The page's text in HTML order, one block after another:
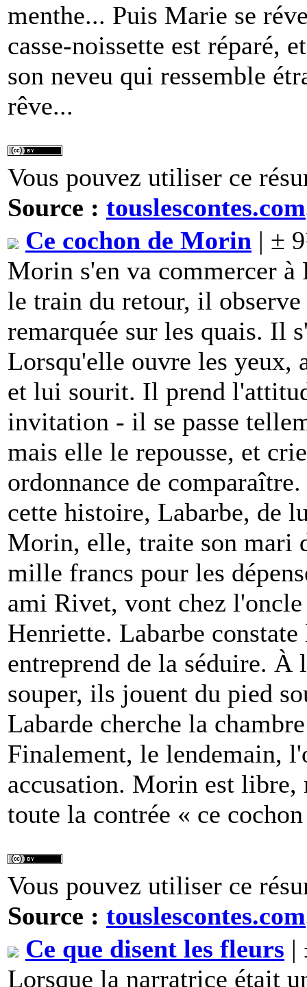
menthe... Puis Marie se
casse-noissette est réparé,
son neveu qui ressemble
rêve...
Vous pouvez utiliser ce
Source : touslescontes.com
Ce cochon de Morin | ±
Morin s'en va commercer
le train du retour, il
remarquée sur les quais. Il
Lorsqu'elle ouvre les yeux,
et lui sourit. Il prend
invitation - il se passe
mais elle le repousse, et
ordonnance de
cette histoire, Labarbe, de
Morin, elle, traite son mari
mille francs pour les
ami Rivet, vont chez
Henriette. Labarbe
entreprend de la séduire. À
souper, ils jouent du pied
Labarde cherche la
Finalement, le lendemain,
accusation. Morin est libre,
toute la contrée « ce
Vous pouvez utiliser ce
Source : touslescontes.com
Ce que disent les fleurs |
Lorsque la narratrice était